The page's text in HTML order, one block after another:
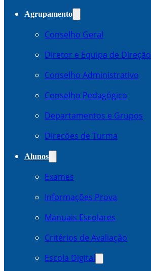
Agrupamento
Conselho Geral
Diretor e Equipa de Direção
Conselho Administrativo
Conselho Pedagógico
Departamentos e Grupos
Direcões de Turma
Alunos
Exames
Informações Prova
Manuais Escolares
Critérios de Avaliação
Escola Digital